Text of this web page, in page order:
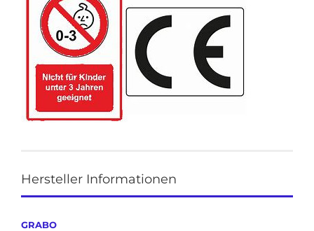
Hersteller Informationen
GRABO